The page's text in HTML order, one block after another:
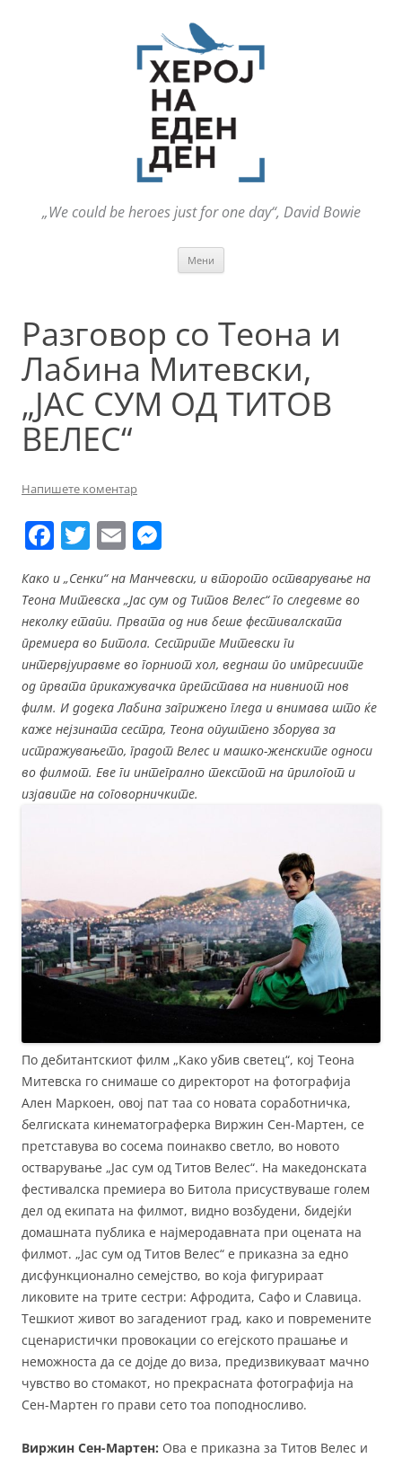
„We could be heroes just for one day“, David Bowie
Мени
Разговор со Теона и
Лабина Митевски,
„ЈАС СУМ ОД ТИТОВ
ВЕЛЕС“
Напишете коментар
F
c
e
b
o
o
k
T
w
itt
er
E
m
ai
l
ss
e
n
g
er
Како и „Сенки“ на Манчевски, и второто остварување на
Теона Митевска „Јас сум од Титов Велес“ го следевме во
неколку етапи. Првата од нив беше фестивалската
премиера во Битола. Сестрите Митевски ги
интервјуиравме во горниот хол, веднаш по импресиите
од првата прикажувачка претстава на нивниот нов
филм. И додека Лабина загрижено гледа и внимава што ќе
каже нејзината сестра, Теона опуштено зборува за
истражувањето, градот Велес и машко-женските односи
во филмот. Еве ги интегрално текстот на прилогот и
изјавите на соговорничките.
По дебитантскиот филм „Како убив светец“, кој Теона
Митевска го снимаше со директорот на фотографија
Ален Маркоен, овој пат таа со новата соработничка,
белгиската кинематограферка Виржин Сен-Мартен, се
претставува во сосема поинакво светло, во новото
остварување „Јас сум од Титов Велес“. На македонската
фестивалска премиера во Битола присуствуваше голем
дел од екипата на филмот, видно возбудени, бидејќи
домашната публика е најмеродавната при оцената на
филмот. „Јас сум од Титов Велес“ е приказна за едно
дисфункционално семејство, во која фигурираат
ликовите на трите сестри: Афродита, Сафо и Славица.
Тешкиот живот во загадениот град, како и повремените
сценаристички провокации со егејското прашање и
неможноста да се дојде до виза, предизвикуваат мачно
чувство во стомакот, но прекрасната фотографија на
Сен-Мартен го прави сето тоа поподносливо.
Виржин Сен-Мартен: Ова е приказна за Титов Велес и